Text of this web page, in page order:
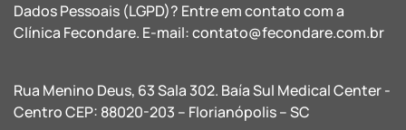
Dados Pessoais (LGPD)? Entre em contato com a
Clínica Fecondare. E-mail:contato@fecondare.com.br
Rua Menino Deus, 63 Sala 302. Baía Sul Medical Center -
Centro CEP: 88020-203 – Florianópolis – SC